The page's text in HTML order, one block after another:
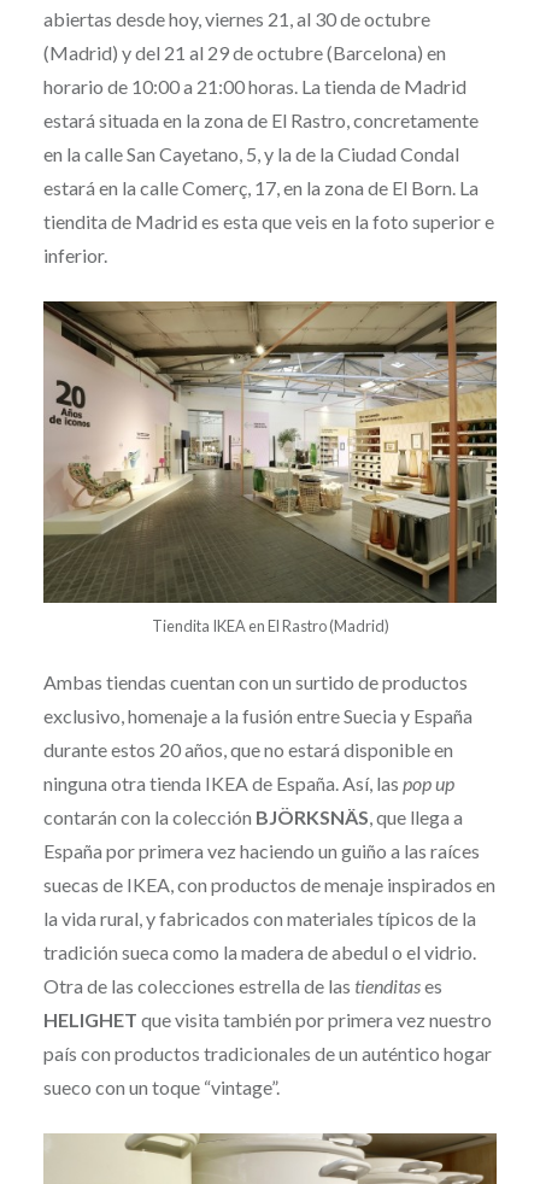
abiertas desde hoy, viernes 21, al 30 de octubre
(Madrid) y del 21 al 29 de octubre (Barcelona) en
horario de 10:00 a 21:00 horas. La tienda de Madrid
estará situada en la zona de El Rastro, concretamente
en la calle San Cayetano, 5, y la de la Ciudad Condal
estará en la calle Comerç, 17, en la zona de El Born. La
tiendita de Madrid es esta que veis en la foto superior e
inferior.
Tiendita IKEA en El Rastro (Madrid)
Ambas tiendas cuentan con un surtido de productos
exclusivo, homenaje a la fusión entre Suecia y España
durante estos 20 años, que no estará disponible en
ninguna otra tienda IKEA de España. Así, las pop up
contarán con la colección BJÖRKSNÄS , que llega a
España por primera vez haciendo un guiño a las raíces
suecas de IKEA, con productos de menaje inspirados en
la vida rural, y fabricados con materiales típicos de la
tradición sueca como la madera de abedul o el vidrio.
Otra de las colecciones estrella de las tienditases
HELIGHET que visita también por primera vez nuestro
país con productos tradicionales de un auténtico hogar
sueco con un toque “vintage”.